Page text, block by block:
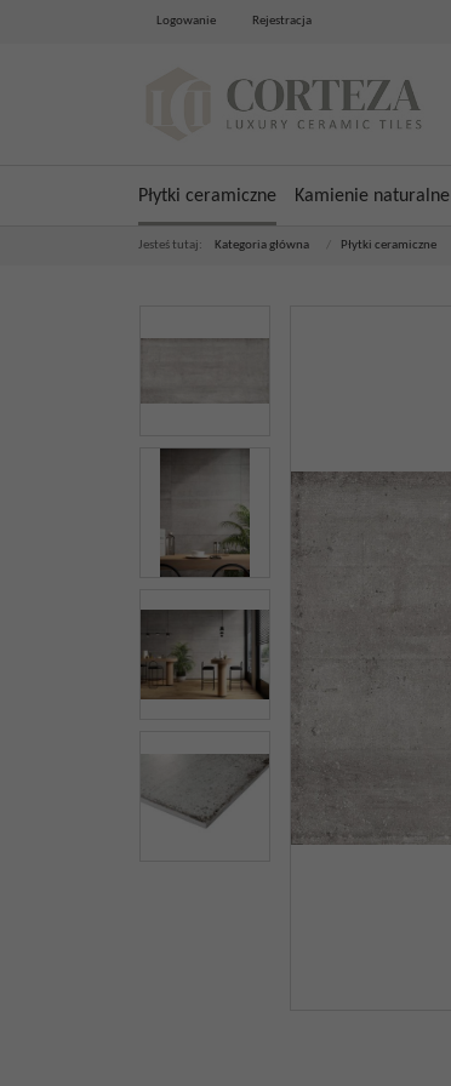
Logowanie Rejestracja
Płytki ceramiczne Kamienie naturalne
Jesteś tutaj: Kategoria główna Płytki ceramiczne